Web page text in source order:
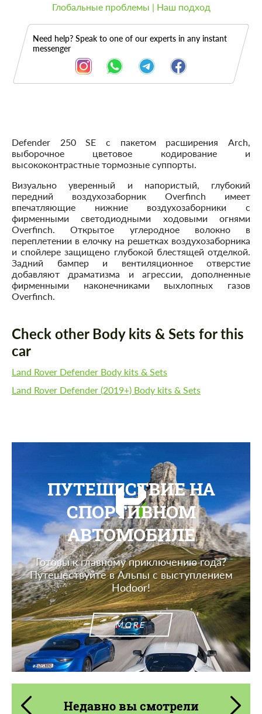
Глобальные проблемы | Наш подход
Need help? Speak to one of our experts in any instant
messenger
Описание
Defender 250 SE с пакетом расширения Arch,
выборочное цветовое кодирование и
высококонтрастные тормозные суппорты.
Визуально уверенный и напористый, глубокий
передний воздухозаборник Overfinch имеет
впечатляющие нижние воздухозаборники с
фирменными светодиодными ходовыми огнями
Overfinch. Открытое углеродное волокно в
переплетении в елочку на решетках воздухозаборника
и спойлере защищено глубокой блестящей отделкой.
Задний бампер и вентиляционное отверстие
добавляют драматизма и агрессии, дополненные
фирменными наконечниками выхлопных газов
Overfinch.
Check other Body kits & Sets for this
car
Land Rover Defender Body kits & Sets
Land Rover Defender (2019+) Body kits & Sets
ПУТЕШЕСТВИЕ НА
СПОРТИВНОМ
АВТОМОБИЛЕ
Готовы к главному приключению года?
Путешествуйте в Альпы с выступлением
Hodoor!
MORE
Недавно вы смотрели